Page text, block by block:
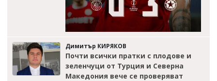
Димитър КИРЯКОВ
Почти всички пратки с плодове и
зеленчуци от Турция и Северна
Македония вече се проверяват